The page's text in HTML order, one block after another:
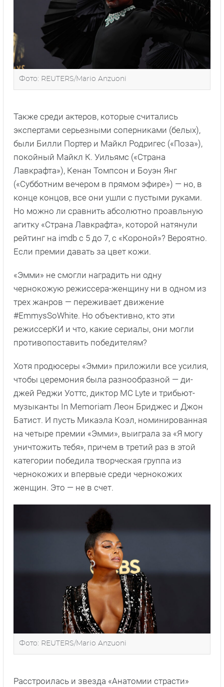
Фото: REUTERS/Mario Anzuoni
Также среди актеров, которые считались
экспертами серьезными соперниками (белых),
были Билли Портер и Майкл Родригес («Поза»),
покойный Майкл К. Уильямс («Страна
Лавкрафта»), Кенан Томпсон и Боуэн Янг
(«Субботним вечером в прямом эфире») — но, в
конце концов, все они ушли с пустыми руками.
Но можно ли сравнить абсолютно проавльную
агитку «Страна Лавкрафта», которой натянули
рейтинг на imdb с 5 до 7, с «Короной»? Вероятно.
Если премии давать за цвет кожи.
«Эмми» не смогли наградить ни одну
чернокожую режиссера-женщину ни в одном из
трех жанров — переживает движение
#EmmysSoWhite. Но объективно, кто эти
режиссерКИ и что, какие сериалы, они могли
противопоставить победителям?
Хотя продюсеры «Эмми» приложили все усилия,
чтобы церемония была разнообразной — ди-
джей Реджи Уоттс, диктор MC Lyte и трибьют-
музыканты In Memoriam Леон Бриджес и Джон
Батист. И пусть Микаэла Коэл, номинированная
на четыре премии «Эмми», выиграла за «Я могу
уничтожить тебя», причем в третий раз в этой
категории победила творческая группа из
чернокожих и впервые среди чернокожих
женщин. Это — не в счет.
Фото: REUTERS/Mario Anzuoni
Расстроилась и звезда «Анатомии страсти»